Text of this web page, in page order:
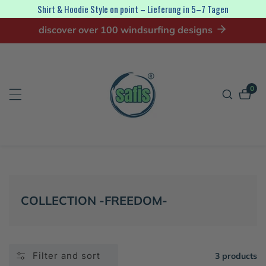
Shirt & Hoodie Style on point – Lieferung in 5–7 Tagen
to
discover over 100 windsurfing designs
0
0
COLLECTION:
COLLECTION -FREEDOM-
Filter and sort 3 products